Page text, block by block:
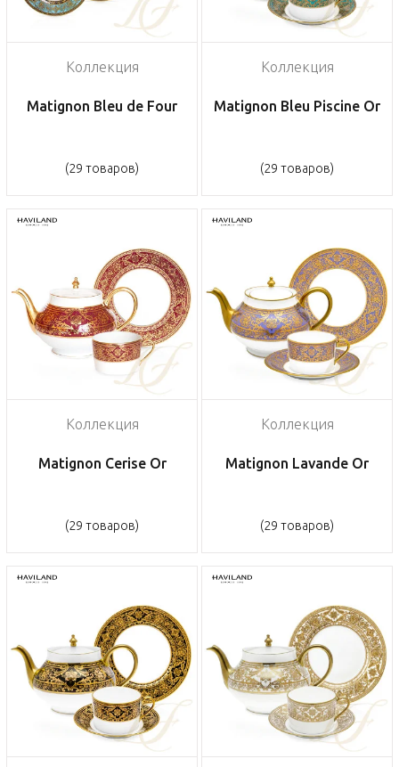
Коллекция
Matignon Bleu de Four
(29 товаров)
Коллекция
Matignon Bleu Piscine Or
(29 товаров)
Коллекция
Matignon Cerise Or
(29 товаров)
Коллекция
Matignon Lavande Or
(29 товаров)